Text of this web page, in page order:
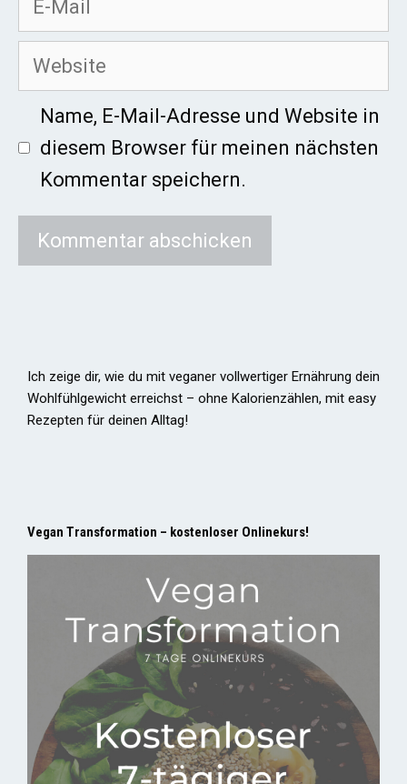
Mail
Website
Name, E-Mail-Adresse und Website in
diesem Browser für meinen nächsten
Kommentar speichern.
Ich zeige dir, wie du mit veganer vollwertiger Ernährung dein
Wohlfühlgewicht erreichst – ohne Kalorienzählen, mit easy
Rezepten für deinen Alltag!
Vegan Transformation – kostenloser Onlinekurs!